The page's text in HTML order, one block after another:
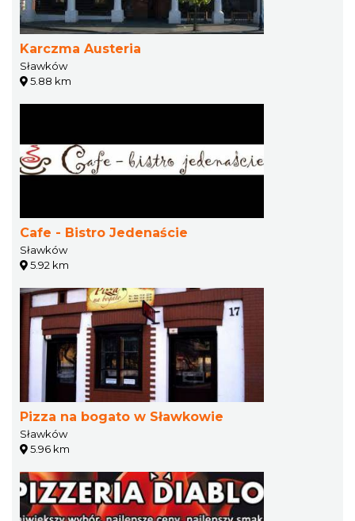
Karczma Austeria
Sławków
5.88 km
Cafe - Bistro Jedenaście
Sławków
5.92 km
Pizza na bogato w Sławkowie
Sławków
5.96 km